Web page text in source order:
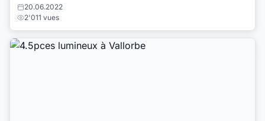
20.06.2022
2'011 vues